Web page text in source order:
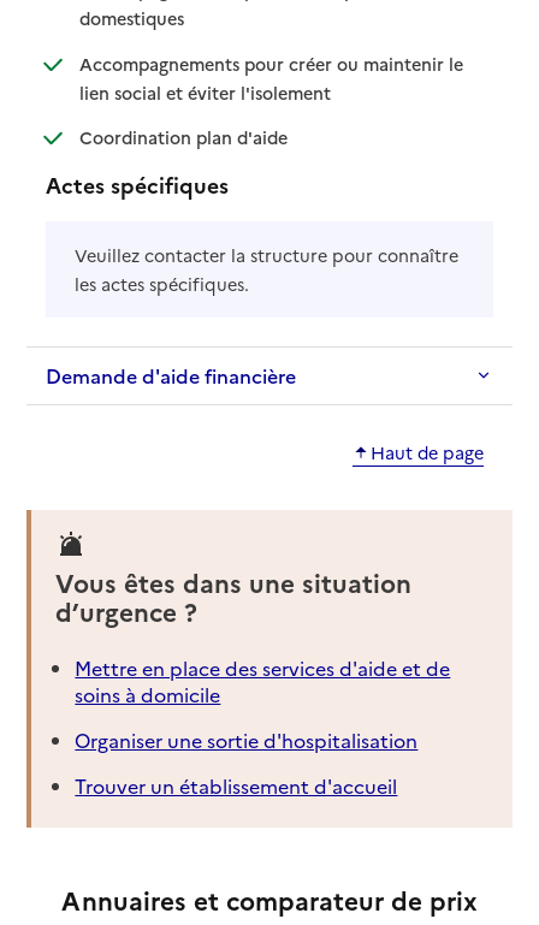
domestiques: disponible
: non disponible
Accompagnements pour créer ou maintenir le
lien social et éviter l'isolement: disponible
: non disponible
Coordination plan d'aide: disponible
: non disponible
Actes spécifiques
Veuillez contacter la structure pour connaître
les actes spécifiques.
Demande d'aide financière
Haut de page
Vous êtes dans une situation
d’urgence ?
Mettre en place des services d'aide et de
soins à domicile
Organiser une sortie d'hospitalisation
Trouver un établissement d'accueil
Annuaires et comparateur de prix